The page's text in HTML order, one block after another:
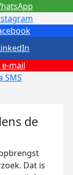
mail
SMS
de
Dat is